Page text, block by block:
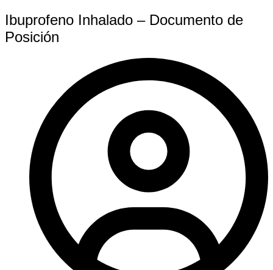
Ibuprofeno Inhalado – Documento de
Posición